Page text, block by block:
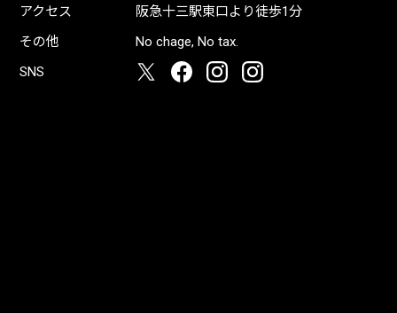
アクセス
阪急十三駅東口より徒歩1分
その他
No chage, No tax.
SNS